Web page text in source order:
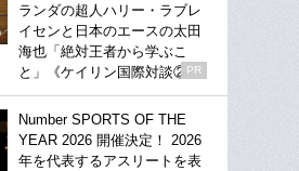
ランダの超人ハリー・ラブレ
イセンと日本のエースの太田
海也「絶対王者から学ぶこ
と」《ケイリン国際対談②》
PR
Number SPORTS OF THE
YEAR 2026 開催決定！ 2026
年を代表するアスリートを表